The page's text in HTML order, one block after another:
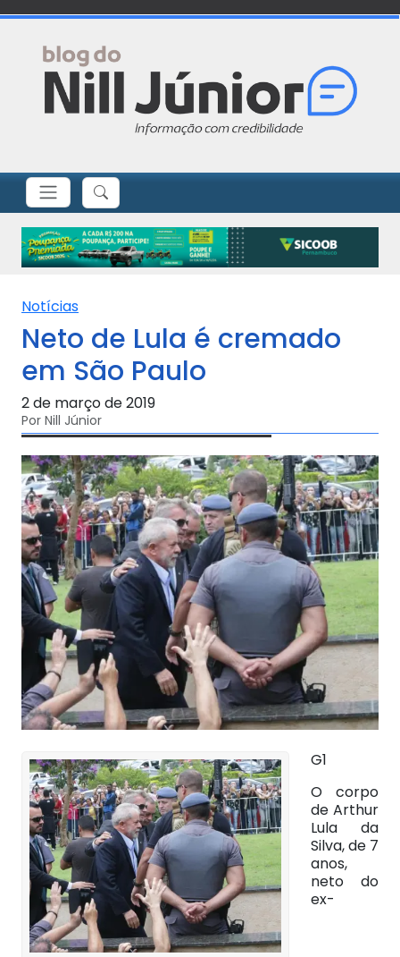
Notícias
Neto de Lula é cremado
em São Paulo
2 de março de 2019
Por Nill Júnior
G1
O corpo
de Arthur
Lula da
Silva, de 7
anos,
neto do
ex-